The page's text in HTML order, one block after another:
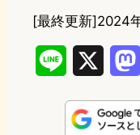
[最終更新]2024
n